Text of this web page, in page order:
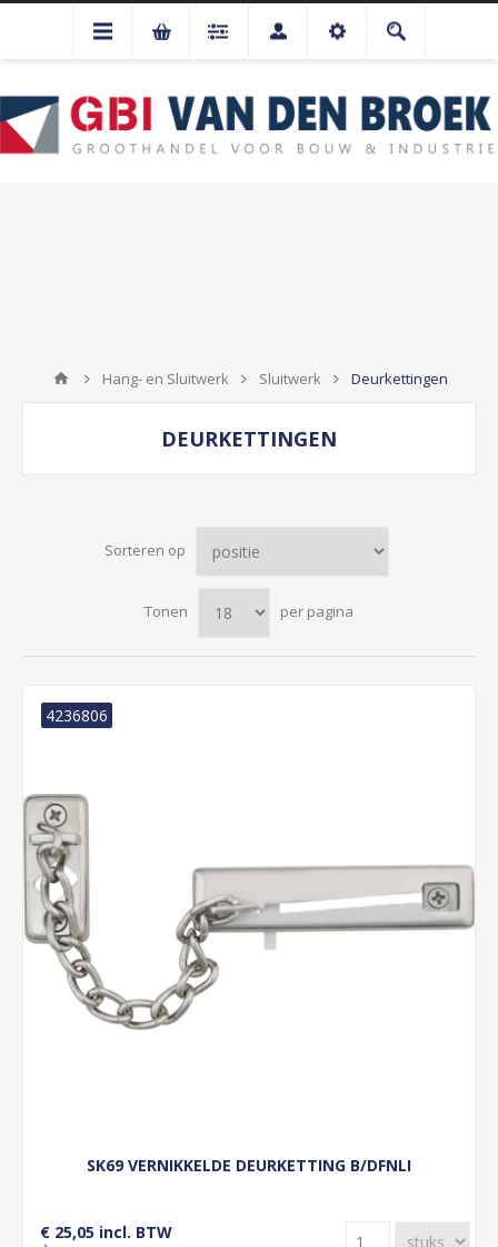
Hang- en Sluitwerk Sluitwerk Deurkettingen
DEURKETTINGEN
Sorteren op
Tonen per pagina
SK69 VERNIKKELDE DEURKETTING B/DFNLI
4236806
€ 25,05 incl. BTW